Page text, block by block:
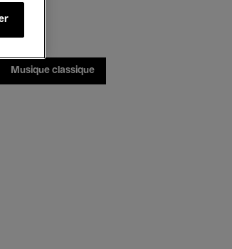
Musique classique